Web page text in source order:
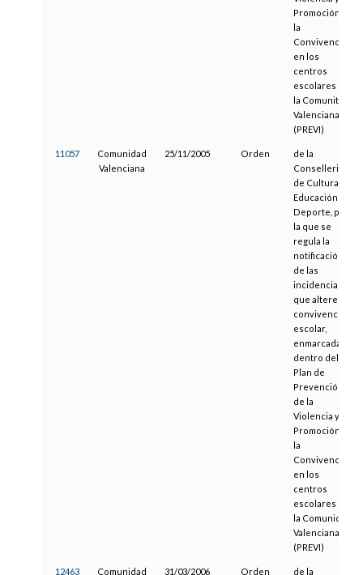
Promoción de
la
Convivencia
en los
centros
escolares de
la Comunitat
Valenciana
(PREVI)
11057
Comunidad
Valenciana
25/11/2005 Orden
de la
Conselleria
de Cultura,
Educación y
Deporte, por
la que se
regula la
notificación
de las
incidencias
que alteren la
convivencia
escolar,
enmarcada
dentro del
Plan de
Prevención
de la
Violencia y
Promoción de
la
Convivencia
en los
centros
escolares de
la Comunidad
Valenciana
(PREVI)
12463 Comunidad 31/03/2006 Orden de la